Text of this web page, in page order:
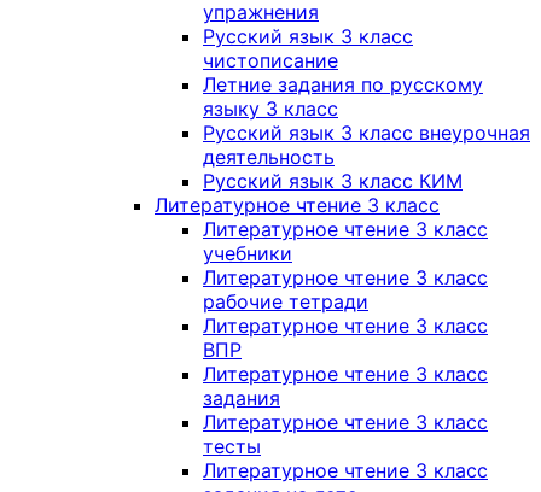
упражнения
Русский язык 3 класс
чистописание
Летние задания по русскому
языку 3 класс
Русский язык 3 класс внеурочная
деятельность
Русский язык 3 класс КИМ
Литературное чтение 3 класс
Литературное чтение 3 класс
учебники
Литературное чтение 3 класс
рабочие тетради
Литературное чтение 3 класс
ВПР
Литературное чтение 3 класс
задания
Литературное чтение 3 класс
тесты
Литературное чтение 3 класс